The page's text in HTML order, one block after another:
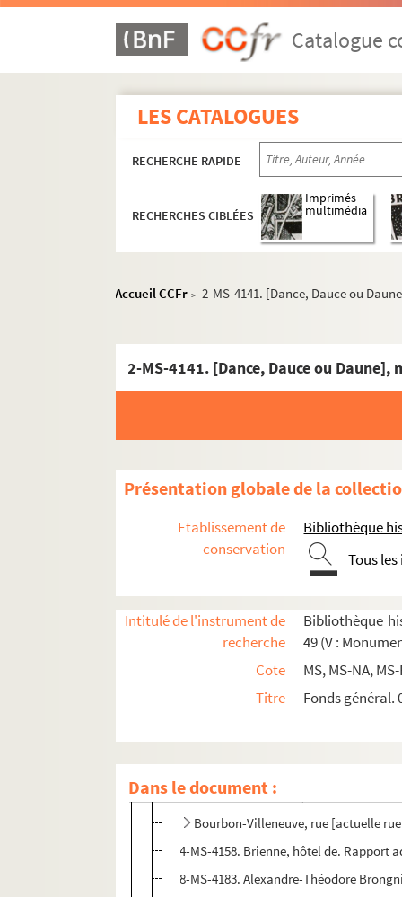
Catalogue
LES CATALOGUES
RECHERCHE RAPIDE
RECHERCHES CIBLÉES
Imprimés
multimédia
Accueil CCFr > 2-MS-4141. [Dance, Dauce ou
Présentation globale de la
Etablissement de
conservation
Bibliothèque
Tous
Intitulé de l'instrument de
recherche
Bibliothèque
49 (V :
Cote
MS, MS-NA,
Titre
Fonds général.
Dans le document :
Section A : séries 42 à 45, Monuments publics
Albe, hôtel, d'. Ensemble de
8-MS-4719. Alençon, quai d' (actuel
4-MS-FG-00370. Basse-Villeneuve,
8-MS-4184. Beauharnais, hôtel.
8-MS-4186. Beauvais, hôtel de.
Beauvais, rue de
Beaux-Arts, passage des.
2-MS-4139. Bellegarde, hôtel de.
4-MS-4170. Bénard et héritiers.
8-MS-6036. Bergère, rue. Affichette
2-MS-4138. Béthizy, rue. Devis pour
2-MS-3353. Birague, rue. Ensemble de
2-MS-4479. Boucherat, hôtel.
Bourbon-Villeneuve, rue [actuelle
4-MS-4158. Brienne, hôtel de. Rapport
8-MS-4183. Alexandre-Théodore